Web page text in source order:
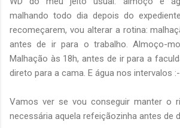
malhando todo dia depois do
recomeçarem, vou alterar a rotina:
antes de ir para o trabalho. Almoço-
Malhação às 18h, antes de ir para a
direto para a cama. E água nos intervalos
Vamos ver se vou conseguir manter o
necessária aquela refeiçãozinha antes de